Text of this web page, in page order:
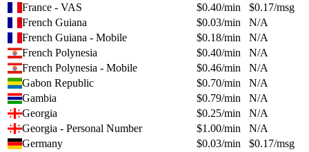
France - VAS $0.40/min $0.17/msg
French Guiana
$0.03/min
N/A
French Guiana - Mobile
$0.18/min
N/A
French Polynesia
$0.40/min
N/A
French Polynesia - Mobile
$0.46/min
N/A
Gabon Republic
$0.70/min
N/A
Gambia
$0.79/min
N/A
Georgia
$0.25/min
N/A
Georgia - Personal Number
$1.00/min
N/A
Germany
$0.03/min $0.17/msg